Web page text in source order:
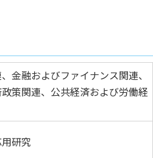
金融およびファイナンス関連、
策関連、公共経済および労働経
研究